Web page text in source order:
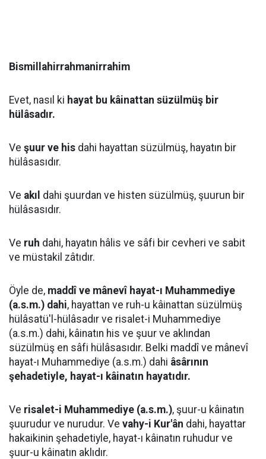
Bismillahirrahmanirrahim
Evet, nasıl ki hayat bu kâinattan süzülmüş bir
hülâsadır.
Ve şuur ve his dahi hayattan süzülmüş, hayatın bir
hülâsasıdır.
Ve akıl dahi şuurdan ve histen süzülmüş, şuurun bir
hülâsasıdır.
Ve ruh dahi, hayatın hâlis ve sâfi bir cevheri ve sabit
ve müstakil zâtıdır.
Öyle de, maddî ve mânevî hayat-ı Muhammediye
(a.s.m.) dahi, hayattan ve ruh-u kâinattan süzülmüş
hülâsatü'l-hülâsadır ve risalet-i Muhammediye
(a.s.m.) dahi, kâinatın his ve şuur ve aklından
süzülmüş en sâfi hülâsasıdır. Belki maddî ve mânevî
hayat-ı Muhammediye (a.s.m.) dahi âsârının
şehadetiyle, hayat-ı kâinatın hayatıdır.
Ve risalet-i Muhammediye (a.s.m.), şuur-u kâinatın
şuurudur ve nurudur. Ve vahy-i Kur'ân dahi, hayattar
hakaikinin şehadetiyle, hayat-ı kâinatın ruhudur ve
şuur-u kâinatın aklıdır.